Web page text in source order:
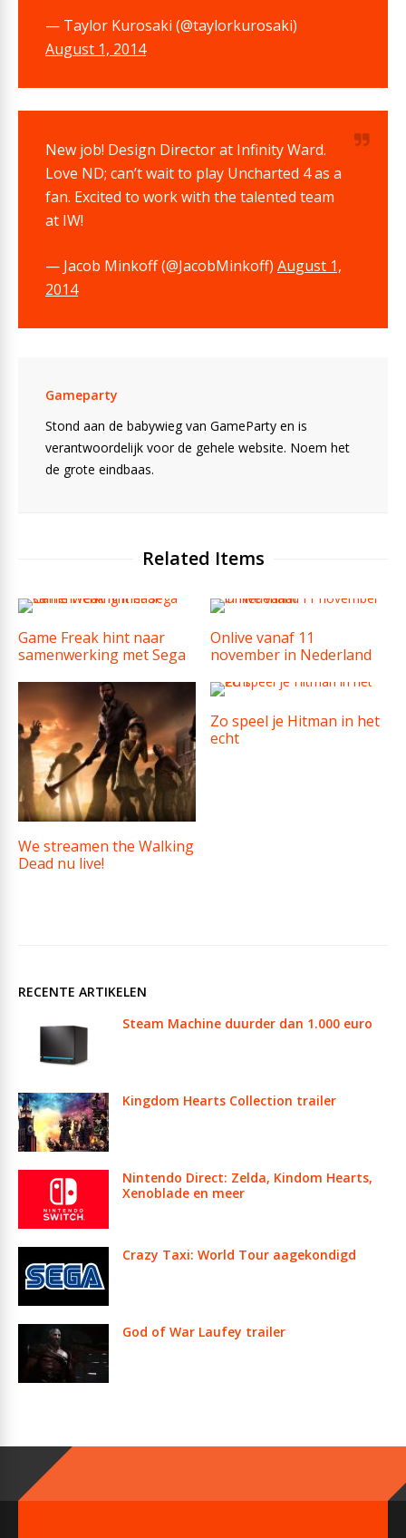
— Taylor Kurosaki (@taylorkurosaki)
August 1, 2014
New job! Design Director at Infinity Ward.
Love ND; can’t wait to play Uncharted 4 as a
fan. Excited to work with the talented team
at IW!
— Jacob Minkoff (@JacobMinkoff) August 1,
2014
Gameparty
Stond aan de babywieg van GameParty en is
verantwoordelijk voor de gehele website. Noem het
de grote eindbaas.
Related Items
Game Freak hint naar
samenwerking met Sega
Onlive vanaf 11
november in Nederland
We streamen the Walking
Dead nu live!
Zo speel je Hitman in het
echt
RECENTE ARTIKELEN
Steam Machine duurder dan 1.000 euro
Kingdom Hearts Collection trailer
Nintendo Direct: Zelda, Kindom Hearts,
Xenoblade en meer
Crazy Taxi: World Tour aagekondigd
God of War Laufey trailer